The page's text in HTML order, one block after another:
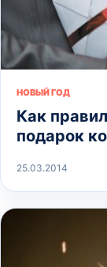
НОВЫЙ ГОД
Как
подарок
25.03.2014